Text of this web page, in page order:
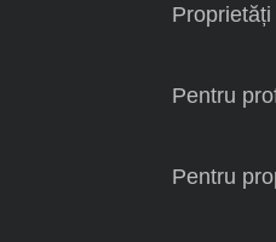
Proprietăți
Pentru
Pentru